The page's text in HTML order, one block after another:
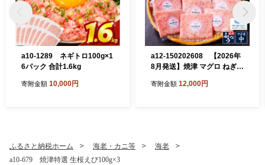
a10-1289 ネギトロ100g×1
6パック 合計1.6kg
寄附金額 10,000円
a12-150202608 【2026年
8月発送】焼津 マグロ ねぎと
寄附金額 12,000円
ふるさと納税ホーム 海老・カニ等
海老
a10-679 焼津特選 生桜えび100g×3